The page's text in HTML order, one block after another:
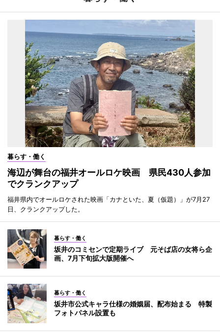
暮らす・働く
海辺が舞台の福井オールロケ映画 県民430人参加
でクランクアップ
福井県内でオールロケされた映画「カナといた、夏（仮題）」が7月27
日、クランクアップした。
暮らす・働く
坂井のコミセンで定期ライブ 元そば店の女将ら企
画、7月下旬拡大版開催へ
暮らす・働く
坂井市公式キャラ仕様の婚姻届、配布始まる 特製
フォトパネル設置も